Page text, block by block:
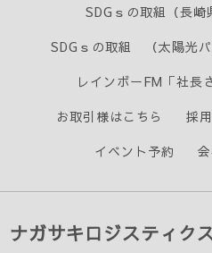
SDGｓの取組（長崎
SDGｓの取組 （太陽光パ
レインボーFM「社長
お取引様はこちら
採
イベント予約
ナガサキロジスティク